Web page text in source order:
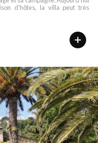
d'hôtes, la villa peut très